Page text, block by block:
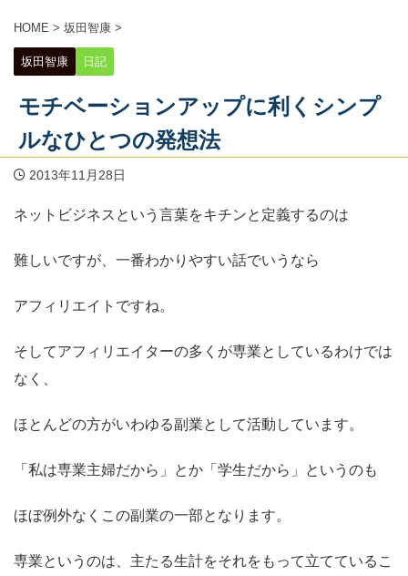
HOME > 坂田智康 >
坂田智康 日記
モチベーションアップに利くシンプ
ルなひとつの発想法
2013年11月28日
ネットビジネスという言葉をキチンと定義するのは
難しいですが、一番わかりやすい話でいうなら
アフィリエイトですね。
そしてアフィリエイターの多くが専業としているわけでは
なく、
ほとんどの方がいわゆる副業として活動しています。
「私は専業主婦だから」とか「学生だから」というのも
ほぼ例外なくこの副業の一部となります。
専業というのは、主たる生計をそれをもって立てているこ